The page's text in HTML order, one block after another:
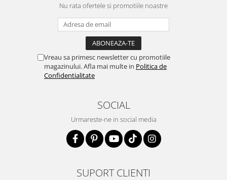
Nu rata ofertele si promotiile noastre
Vreau sa primesc newsletter cu promotiile
magazinului. Afla mai multe in Politica de
Confidentialitate
SOCIAL
Urmareste-ne in social media
SUPORT CLIENTI